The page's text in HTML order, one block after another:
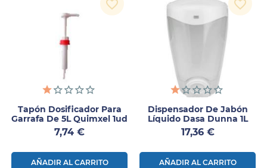
Tapón Dosificador Para
Garrafa De 5L Quimxel 1ud
Precio
7,74 €
AÑADIR AL CARRITO
favorite_border
Dispensador De Jabón
Líquido Dasa Dunna 1L
Precio
17,36 €
AÑADIR AL CARRITO
favorite_border